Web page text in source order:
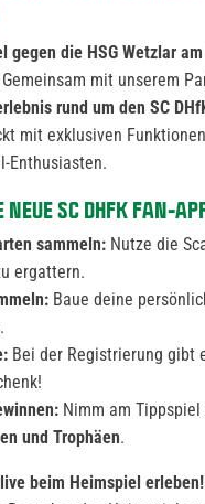
gegen die HSG Wetzlar
mit unserem
rund um den SC
mit exklusiven
Enthusiasten.
NEUE SC DHFK FAN-
sammeln: Nutze die
ergattern.
Baue deine
Bei der Registrierung gibt
Nimm am
und Trophäen.
beim Heimspiel erleben!